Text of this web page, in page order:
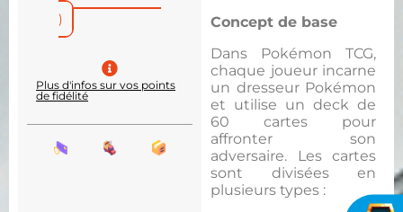
Concept de base
Dans Pokémon TCG,
chaque joueur incarne
un dresseur Pokémon
et utilise un deck de
60 cartes pour
affronter son
adversaire. Les cartes
sont divisées en
plusieurs types :
)
Plus d'infos sur vos points
de fidélité